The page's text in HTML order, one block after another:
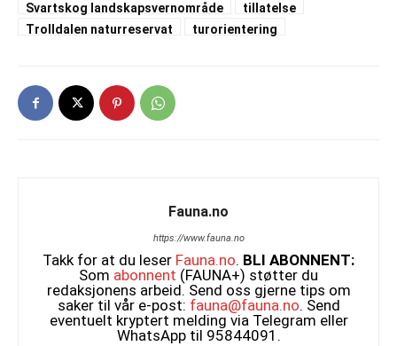
Svartskog landskapsvernområde
tillatelse
Trolldalen naturreservat
turorientering
Fauna.no
https://www.fauna.no
Takk for at du leser Fauna.no. BLI ABONNENT:
Som abonnent (FAUNA+) støtter du
redaksjonens arbeid. Send oss gjerne tips om
saker til vår e-post: fauna@fauna.no. Send
eventuelt kryptert melding via Telegram eller
WhatsApp til 95844091.